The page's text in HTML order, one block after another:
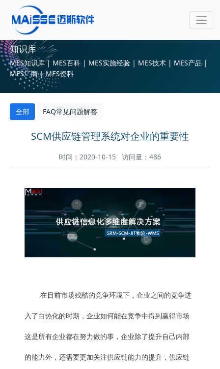
知识库
MES知识库 | MES百科 | MES实施经验 | MES技术 | MES产品 |
MES厂商 | MES资料
全部 FAQ常见问题解答
SCM供应链管理系统对企业的重要性
时间：2020-10-15 访问量：486
在目前市场残酷的竞争环境下，企业之间的竞争进
入了白热化的时期，企业如何能在竞争中得到赢得市场
这是所有企业都在努力做的事，企业除了提升自己内部
的能力外，还需要更加关注供应链能力的提升，供应链